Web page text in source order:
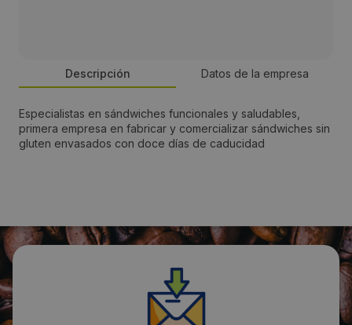
Descripción Datos de la empresa
Especialistas en sándwiches funcionales y saludables,
primera empresa en fabricar y comercializar sándwiches sin
gluten envasados con doce días de caducidad
Persona de contacto:
C/ Gongora 21 - Pago Del Nogal